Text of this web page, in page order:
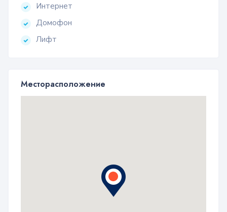
Интернет
Домофон
Лифт
Месторасположение